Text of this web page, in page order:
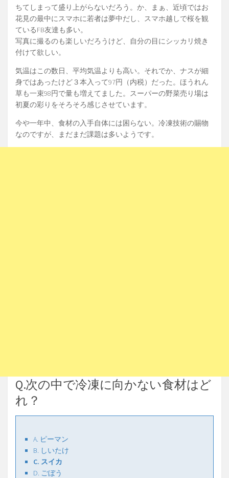
ちてしまって盛り上がらないだろう。か、まぁ、近頃ではお
花見の最中にスマホに若者は夢中だし、スマホ越しで桜を観
ているFB友達も多い。
写真に撮るのも楽しいだろうけど、自分の目にシッカリ焼き
付けて欲しい。
気温はこの数日、平均気温よりも高い。それでか、ナスが細
身ではあったけど３本入って97円（内税）だった。ほうれん
草も一束98円で量も増えてました。スーパーの野菜売り場は
初夏の彩りをそろそろ感じさせています。
今や一年中、食材の入手自体には困らない。冷凍技術の賜物
なのですが、まだまだ課題は多いようです。
Q.次の中で冷凍に向かない食材はど
れ？
A. ピーマン
B. しいたけ
C. スイカ
D. ごぼう